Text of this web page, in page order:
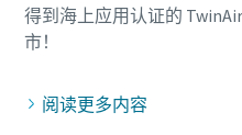
得到海上应用认证的
阅读更多内容